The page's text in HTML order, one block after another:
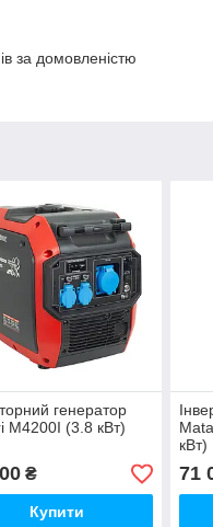
за домовленістю
генератор
M4200I (3.8 кВт)
₴
Купити
кВт)
71